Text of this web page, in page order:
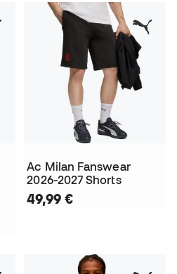
Ac Milan Fanswear
2026-2027 Shorts
49,99 €